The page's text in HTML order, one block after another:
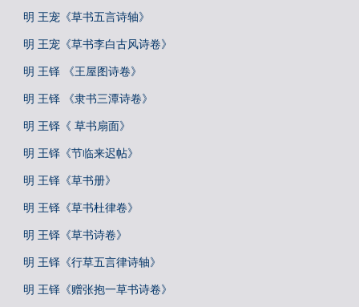
明 王宠《草书五言诗轴》
明 王宠《草书李白古风诗卷》
明 王铎 《王屋图诗卷》
明 王铎 《隶书三潭诗卷》
明 王铎《 草书扇面》
明 王铎《节临来迟帖》
明 王铎《草书册》
明 王铎《草书杜律卷》
明 王铎《草书诗卷》
明 王铎《行草五言律诗轴》
明 王铎《赠张抱一草书诗卷》